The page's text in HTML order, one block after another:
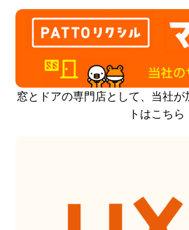
窓とドアの専門店として、当社が
トはこちら